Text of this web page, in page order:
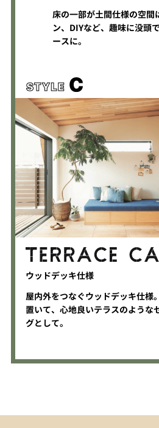
床の一部が土間仕様の空間
ン、DIYなど、趣味に没頭
ースに。
ウッドデッキ仕様
屋内外をつなぐウッドデッキ仕様
置いて、心地良いテラスのような
グとして。